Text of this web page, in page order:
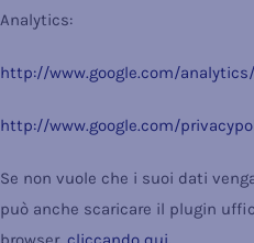
Analytics:
http://www.google.com/
http://www.google.com/
Se non vuole che i suoi dati
può anche scaricare il plugin